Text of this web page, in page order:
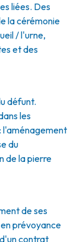
liées. Des
la cérémonie
/ l'urne,
et des
défunt.
les
l'aménagement
du
de la pierre
de ses
prévoyance
contrat